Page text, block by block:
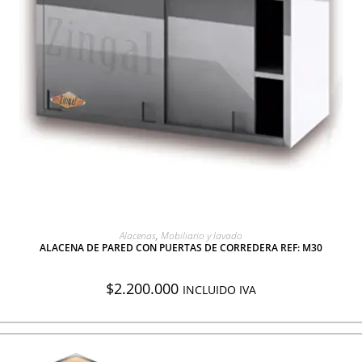
AGREGAR A COTIZACIÓN
Alacenas, Mobiliario y lavado
ALACENA DE PARED CON PUERTAS DE CORREDERA REF: M30
$2.200.000 INCLUIDO IVA